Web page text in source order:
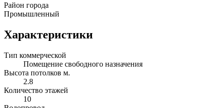
Район города
Промышленный
Характеристики
Тип коммерческой
Помещение свободного назначения
Высота потолков м.
2.8
Количество этажей
10